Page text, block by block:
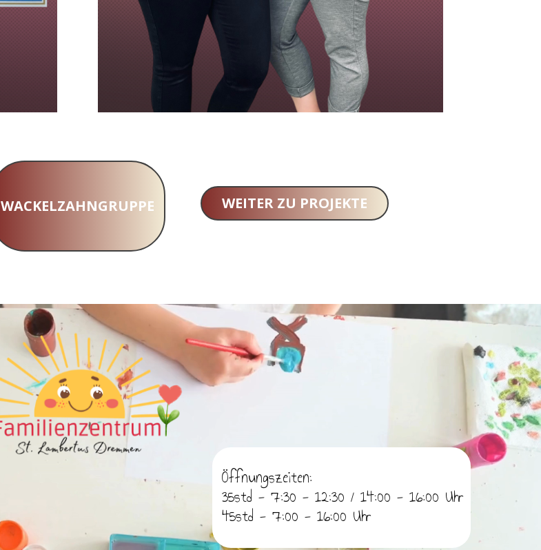
WACKELZAHNGRUPPE WEITER ZU PROJEKTE
Öffnungszeiten:
35std - 7:30 - 12:30 / 14:00 - 16:00 Uhr
45std - 7:00 - 16:00 Uhr